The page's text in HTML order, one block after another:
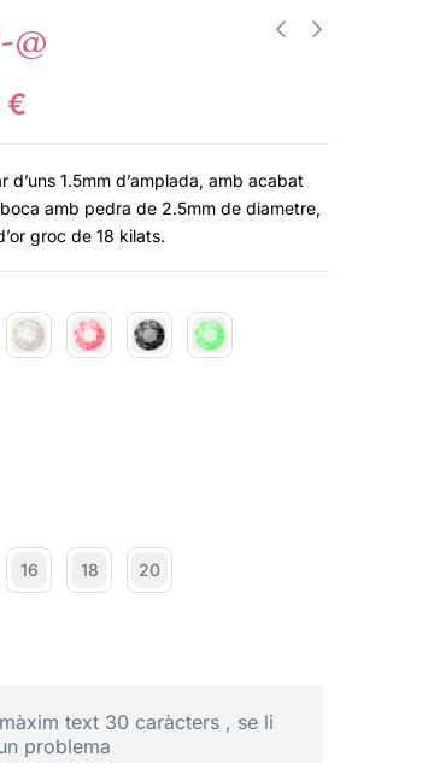
€
1.5mm d’amplada, amb acabat
amb pedra de 2.5mm de diametre,
groc de 18 kilats.
16 18 20